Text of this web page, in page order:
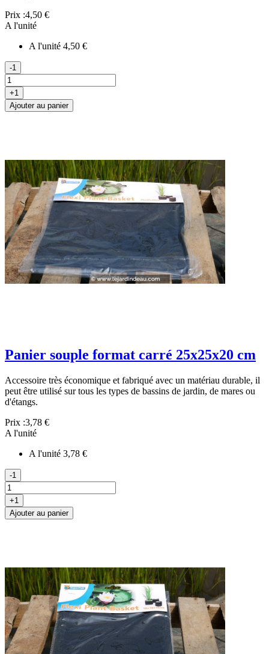
Prix :4,50 €
A l'unité
A l'unité 4,50 €
-1
+1
Ajouter au panier
Panier souple format carré 25x25x20 cm
Accessoire très économique et fabriqué avec un matériau durable, il
peut être utilisé sur tous les types de bassins de jardin, de mares ou
d'étangs.
Prix :3,78 €
A l'unité
A l'unité 3,78 €
-1
+1
Ajouter au panier